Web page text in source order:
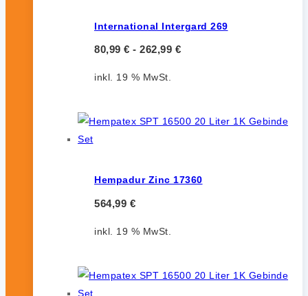
International Intergard 269
80,99 € - 262,99 €
inkl. 19 % MwSt.
Hempadur Zinc 17360
564,99 €
inkl. 19 % MwSt.